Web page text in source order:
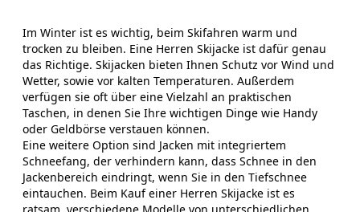
Im Winter ist es wichtig, beim Skifahren warm und
trocken zu bleiben. Eine Herren Skijacke ist dafür genau
das Richtige. Skijacken bieten Ihnen Schutz vor Wind und
Wetter, sowie vor kalten Temperaturen. Außerdem
verfügen sie oft über eine Vielzahl an praktischen
Taschen, in denen Sie Ihre wichtigen Dinge wie Handy
oder Geldbörse verstauen können.
Eine weitere Option sind Jacken mit integriertem
Schneefang, der verhindern kann, dass Schnee in den
Jackenbereich eindringt, wenn Sie in den Tiefschnee
eintauchen. Beim Kauf einer Herren Skijacke ist es